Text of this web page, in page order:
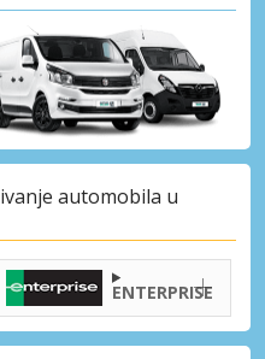
automobila u
ENTERPRISE